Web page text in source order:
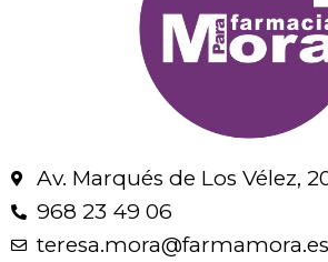
Av. Marqués de Los Vélez,
968 23 49 06
teresa.mora@farmamora.es